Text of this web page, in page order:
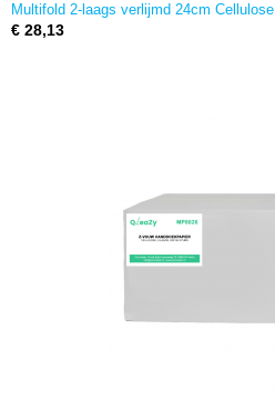
Multifold 2-laags verlijmd 24cm Cellulose
€ 28,13